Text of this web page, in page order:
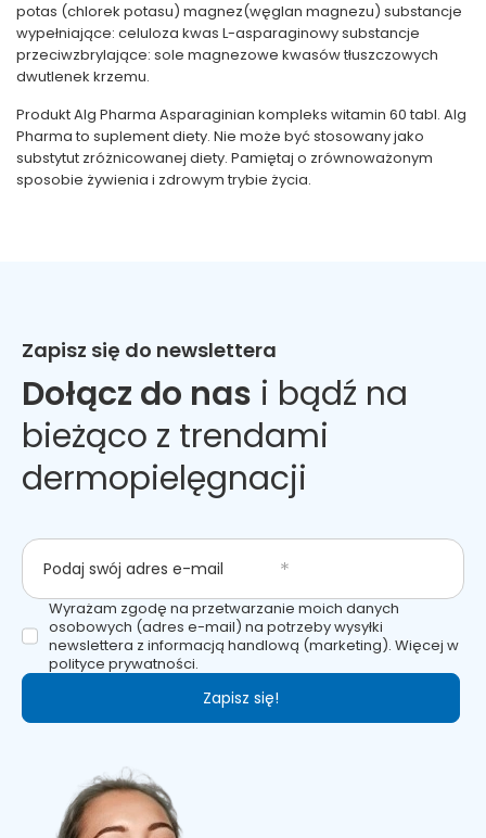
potas (chlorek potasu) magnez(węglan magnezu) substancje
wypełniające: celuloza kwas L-asparaginowy substancje
przeciwzbrylające: sole magnezowe kwasów tłuszczowych
dwutlenek krzemu.
Produkt Alg Pharma Asparaginian kompleks witamin 60 tabl. Alg
Pharma to suplement diety. Nie może być stosowany jako
substytut zróżnicowanej diety. Pamiętaj o zrównoważonym
sposobie żywienia i zdrowym trybie życia.
Zapisz się do newslettera
Dołącz do nas i bądź na
bieżąco z trendami
dermopielęgnacji
Podaj swój adres e-mail
Wyrażam zgodę na przetwarzanie moich danych
osobowych (adres e-mail) na potrzeby wysyłki
newslettera z informacją handlową (marketing). Więcej w
polityce prywatności.
Zapisz się!